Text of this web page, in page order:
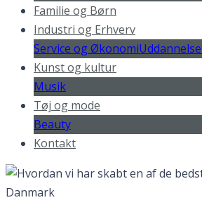
Familie og Børn
Industri og Erhverv
Service og Økonomi
Kunst og kultur
Musik
Tøj og mode
Beauty
Kontakt